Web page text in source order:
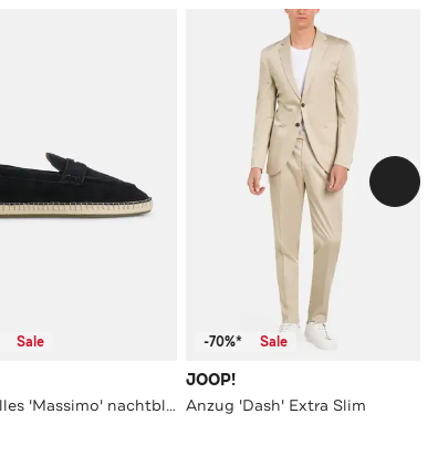
Sale
Espadrilles 'Massimo' nachtblau
-70%* Sale
JOOP!
Anzug 'Dash' Extra Slim